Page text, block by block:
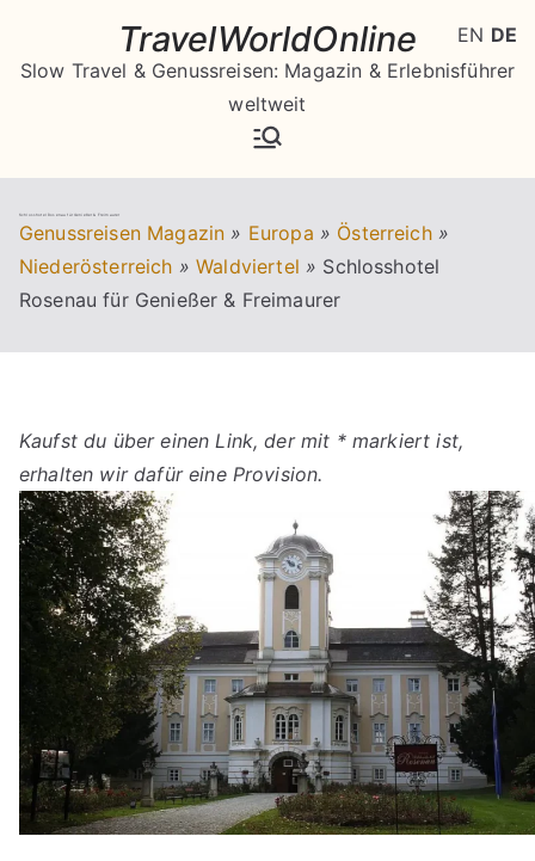
springen
TravelWorldOnline
Slow Travel & Genussreisen: Magazin & Erlebnisführer
weltweit
Schlosshotel Rosenau für Genießer & Freimaurer
Genussreisen Magazin » Europa » Österreich »
Niederösterreich » Waldviertel » Schlosshotel
Rosenau für Genießer & Freimaurer
Kaufst du über einen Link, der mit * markiert ist,
erhalten wir dafür eine Provision.
EN DE